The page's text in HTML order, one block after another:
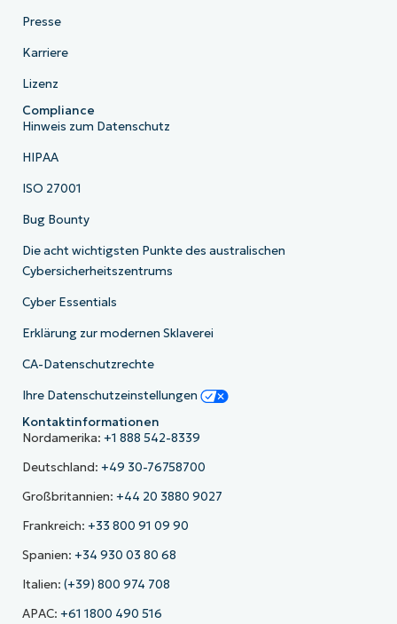
Presse
Karriere
Lizenz
Compliance
Hinweis zum Datenschutz
HIPAA
ISO 27001
Bug Bounty
Die acht wichtigsten Punkte des australischen
Cybersicherheitszentrums
Cyber Essentials
Erklärung zur modernen Sklaverei
CA-Datenschutzrechte
Ihre Datenschutzeinstellungen
Kontaktinformationen
Nordamerika: +1 888 542-8339
Deutschland: +49 30-76758700
Großbritannien: +44 20 3880 9027
Frankreich: +33 800 91 09 90
Spanien: +34 930 03 80 68
Italien: (+39) 800 974 708
APAC: +61 1800 490 516